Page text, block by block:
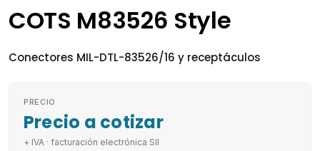
COTS M83526 Style
Conectores MIL-DTL-83526/16 y receptáculos
PRECIO
Precio a cotizar
+ IVA · facturación electrónica SII